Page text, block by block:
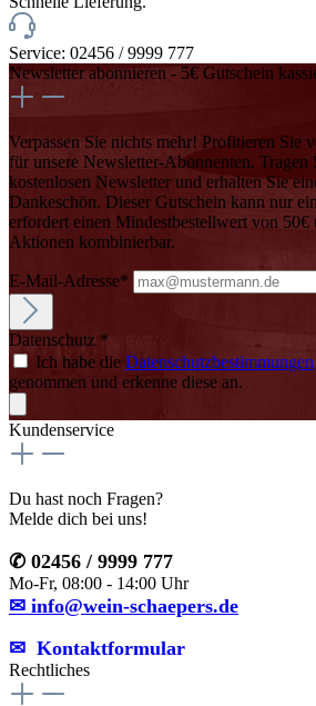
Service: 02456 / 9999 777
Newsletter abonnieren - 5€ Gutschein
Verpassen Sie nichts mehr! Profitieren Sie
für unsere Newsletter-Abonnenten. Tragen
kostenlosen Newsletter und erhalten Sie
Dankeschön. Dieser Gutschein kann nur
erfordert einen Mindestbestellwert von 50€
Aktionen kombinierbar.
E-Mail-Adresse*
Datenschutz *
Ich habe die Datenschutzbestimmungen
genommen und erkenne diese an.
Kundenservice
Du hast noch Fragen?
Melde dich bei uns!
✆ 02456 / 9999 777
Mo-Fr, 08:00 - 14:00 Uhr
✉ info@wein-schaepers.de
✉︎ Kontaktformular
Rechtliches